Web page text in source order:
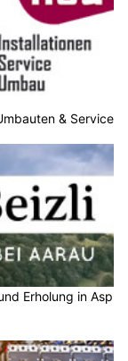
& Service
Erholung in Asp